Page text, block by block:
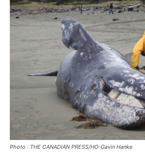
Photo : THE CANADIAN PRESS/HO-Gavin Hanke